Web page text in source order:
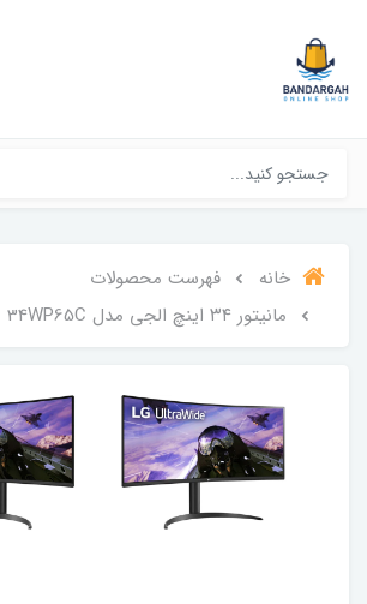
خانه
فهرست محصولات
مانيتور ٣٤ اينچ الجى مدل 34WP65C